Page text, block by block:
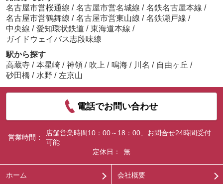
名古屋市営桜通線 / 名古屋市営名城線 / 名鉄名古屋本線 /
名古屋市営鶴舞線 / 名古屋市営東山線 / 名鉄瀬戸線 /
中央線 / 愛知環状鉄道 / 東海道本線 /
ガイドウェイバス志段味線
駅から探す
高蔵寺 / 本星崎 / 神領 / 吹上 / 鳴海 / 川名 / 自由ヶ丘 /
砂田橋 / 水野 / 左京山
電話でお問い合わせ
営業時間：
店舗営業時間10：00～18：00、お問合せ24時間受付
可能
定休日：
無
ホーム 会社概要